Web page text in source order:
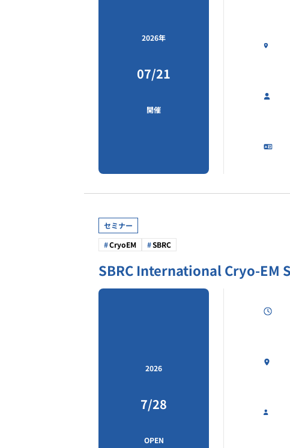
2026年
07/21
開催
セミナー
CryoEM
SBRC
SBRC International Cryo-EM
2026
7/28
OPEN